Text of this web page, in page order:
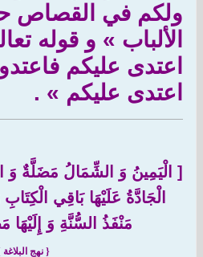
ولكم في القصاص
الألباب » و قوله
اعتدى عليكم
اعتدى عليكم » .
[ الْيَمِينُ وَ الشِّمَالُ مَضَلَّةٌ
الْجَادَّةُ عَلَيْهَا بَاقِي الْكِتَابِ
مَنْفَذُ السُّنَّةِ وَ إِلَيْهَا
{ نهج